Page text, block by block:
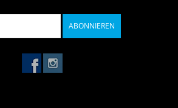
ABONNIEREN